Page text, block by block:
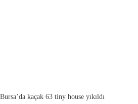
Bursa’da kaçak 63 tiny house yıkıldı